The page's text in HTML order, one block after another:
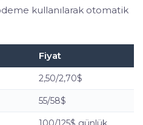
kullanılarak otomatik
Fiyat
2,50/2,70$
55/58$